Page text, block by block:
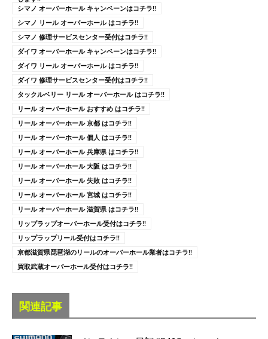
シマノ オーバーホール キャンペーンはコチラ!!
シマノ リール オーバーホール はコチラ!!
シマノ 修理サービスセンター受付はコチラ!!
ダイワ オーバーホール キャンペーンはコチラ!!
ダイワ リール オーバーホール はコチラ!!
ダイワ 修理サービスセンター受付はコチラ!!
タックルベリー リール オーバーホール はコチラ!!
リール オーバーホール おすすめ はコチラ!!
リール オーバーホール 京都 はコチラ!!
リール オーバーホール 個人 はコチラ!!
リール オーバーホール 兵庫県 はコチラ!!
リール オーバーホール 大阪 はコチラ!!
リール オーバーホール 失敗 はコチラ!!
リール オーバーホール 宮城 はコチラ!!
リール オーバーホール 滋賀県 はコチラ!!
リップラップオーバーホール受付はコチラ!!
リップラップリール受付はコチラ!!
京都滋賀県琵琶湖のリールのオーバーホール業者はコチラ!!
買取武蔵オーバーホール受付はコチラ!!
関連記事